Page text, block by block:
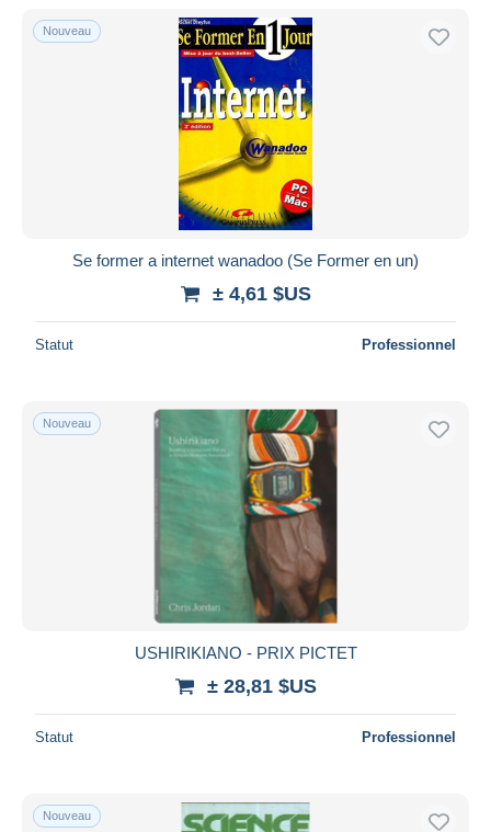
Uniquement en réduction
Livraison gratuite
Méthodes de paiement
Virement bancaire
Mastercard
Bancontact
Tout désélectionner
Monde entier
Appliquer
Nouveau
Se former a internet wanadoo (Se Former en un)
± 4,61 $US
Statut Professionnel
Nouveau
USHIRIKIANO - PRIX PICTET
± 28,81 $US
Statut Professionnel
Nouveau